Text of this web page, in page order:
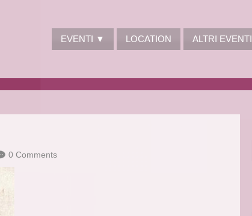
EVENTI ▼ LOCATION ALTRI EVENTI
0 Comments